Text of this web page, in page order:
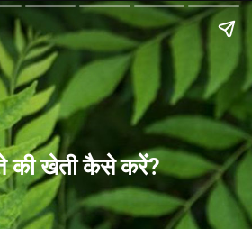
की खेती कैसे करें?